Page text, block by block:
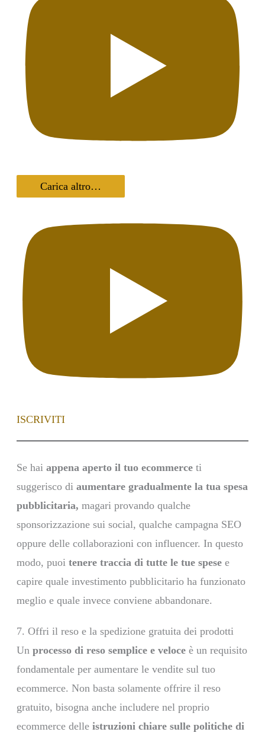
Carica altro…
ISCRIVITI
Se haiappena aperto il tuo ecommerce ti
suggerisco diaumentare gradualmente la tua spesa
pubblicitaria, magari provando qualche
sponsorizzazione sui social, qualche campagna SEO
oppure delle collaborazioni con influencer. In questo
modo, puoitenere traccia di tutte le tue spese e
capire quale investimento pubblicitario ha funzionato
meglio e quale invece conviene abbandonare.
7. Offri il reso e la spedizione gratuita dei prodotti
Unprocesso di reso semplice e veloce è un requisito
fondamentale per aumentare le vendite sul tuo
ecommerce. Non basta solamente offrire il reso
gratuito, bisogna anche includere nel proprio
ecommerce delleistruzioni chiare sulle politiche di